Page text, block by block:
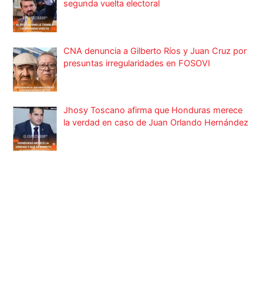
segunda vuelta electoral
CNA denuncia a Gilberto Ríos y Juan Cruz por
presuntas irregularidades en FOSOVI
Jhosy Toscano afirma que Honduras merece
la verdad en caso de Juan Orlando Hernández